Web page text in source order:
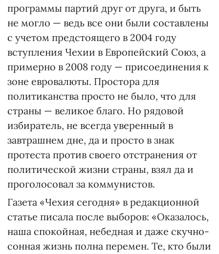
программы партий друг от друга, и быть
не могло — ведь все они были составлены
с учетом предстоящего в 2004 году
вступления Чехии в Европейский Союз, а
примерно в 2008 году — присоединения к
зоне евровалюты. Простора для
политиканства просто не было, что для
страны — великое благо. Но рядовой
избиратель, не всегда уверенный в
завтрашнем дне, да и просто в знак
протеста против своего отстранения от
политической жизни страны, взял да и
проголосовал за коммунистов.
Газета «Чехия сегодня» в редакционной
статье писала после выборов: «Оказалось,
наша спокойная, небедная и даже скучно-
сонная жизнь полна перемен. Те, кто были